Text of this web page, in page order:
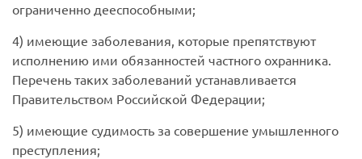
ограниченно дееспособными;
4) имеющие заболевания, которые препятствуют
исполнению ими обязанностей частного охранника.
Перечень таких заболеваний устанавливается
Правительством Российской Федерации;
5) имеющие судимость за совершение умышленного
преступления;